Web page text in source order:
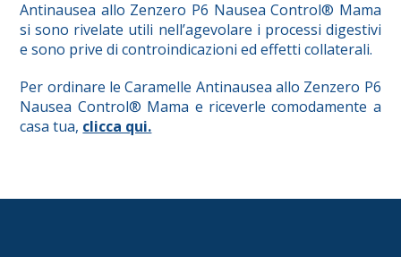
Antinausea allo Zenzero P6 Nausea Control® Mama
si sono rivelate utili nell’agevolare i processi digestivi
e sono prive di controindicazioni ed effetti collaterali.
Per ordinare le Caramelle Antinausea allo Zenzero P6
Nausea Control® Mama e riceverle comodamente a
casa tua, clicca qui.